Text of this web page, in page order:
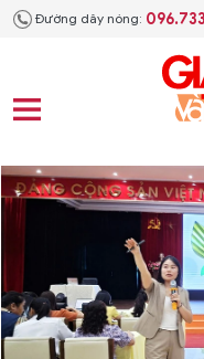
Đường dây nóng: